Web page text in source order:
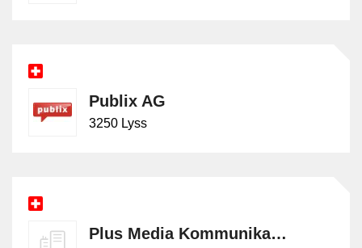
Publix AG
3250 Lyss
Plus Media Kommunikation & Verlag GmbH